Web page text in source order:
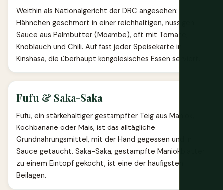
Weithin als Nationalgericht der DRC angesehen:
Hähnchen geschmort in einer reichhaltigen, nussigen
Sauce aus Palmbutter (Moambe), oft mit Tomate,
Knoblauch und Chili. Auf fast jeder Speisekarte in
Kinshasa, die überhaupt kongolesisches Essen serviert.
Fufu & Saka-Saka
Fufu, ein stärkehaltiger gestampfter Teig aus Maniok,
Kochbanane oder Mais, ist das alltägliche
Grundnahrungsmittel, mit der Hand gegessen und in
Sauce getaucht. Saka-Saka, gestampfte Maniokblätter
zu einem Eintopf gekocht, ist eine der häufigsten
Beilagen.